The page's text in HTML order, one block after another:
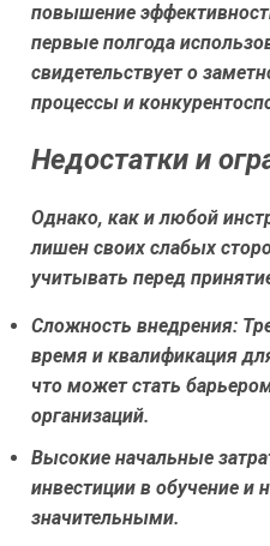
повышение
первые полгода
свидетельствует о
процессы и
Недостатки и
Однако, как и любой
лишен своих слабых
учитывать перед
Сложность внедрения:
время и квалификация
что может стать
организаций.
Высокие начальные
инвестиции в обучение и
значительными.